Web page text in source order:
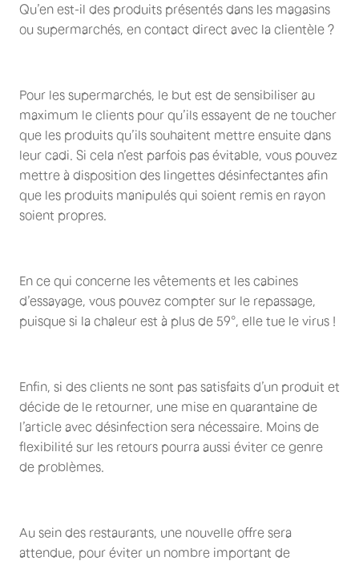
Qu’en est-il des produits présentés dans les magasins
ou supermarchés, en contact direct avec la clientèle ?
Pour les supermarchés, le but est de sensibiliser au
maximum le clients pour qu’ils essayent de ne toucher
que les produits qu’ils souhaitent mettre ensuite dans
leur cadi. Si cela n’est parfois pas évitable, vous pouvez
mettre à disposition des lingettes désinfectantes afin
que les produits manipulés qui soient remis en rayon
soient propres.
En ce qui concerne les vêtements et les cabines
d’essayage, vous pouvez compter sur le repassage,
puisque si la chaleur est à plus de 59°, elle tue le virus !
Enfin, si des clients ne sont pas satisfaits d’un produit et
décide de le retourner, une mise en quarantaine de
l’article avec désinfection sera nécessaire. Moins de
flexibilité sur les retours pourra aussi éviter ce genre
de problèmes.
Au sein des restaurants, une nouvelle offre sera
attendue, pour éviter un nombre important de